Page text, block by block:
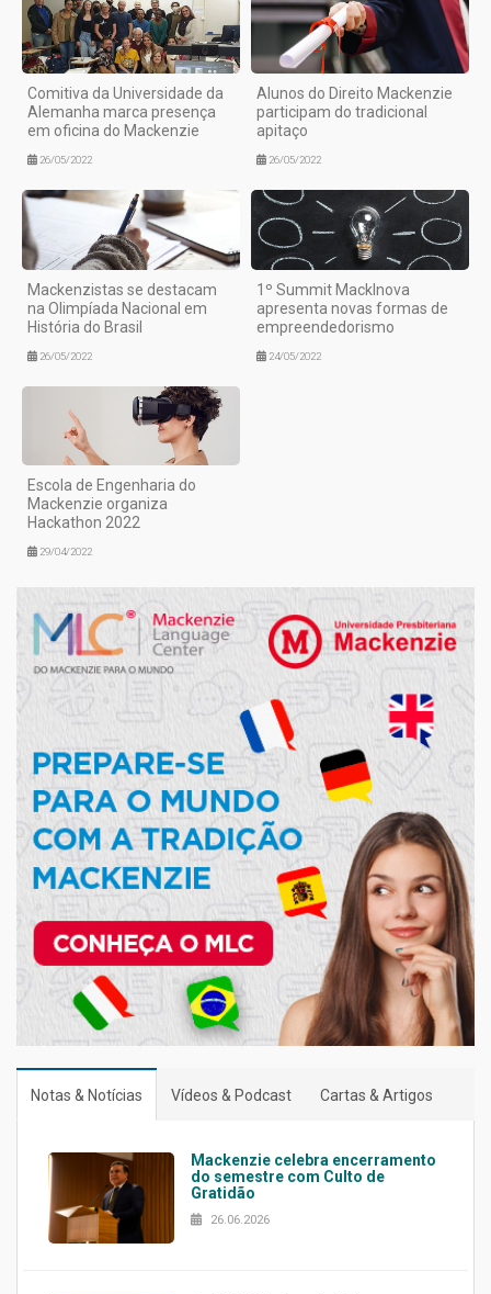
Comitiva da Universidade da
Alemanha marca presença
em oficina do Mackenzie
26/05/2022
Alunos do Direito Mackenzie
participam do tradicional
apitaço
26/05/2022
Mackenzistas se destacam
na Olimpíada Nacional em
História do Brasil
26/05/2022
1º Summit MackInova
apresenta novas formas de
empreendedorismo
24/05/2022
Escola de Engenharia do
Mackenzie organiza
Hackathon 2022
29/04/2022
Notas & Notícias Vídeos & Podcast Cartas & Artigos
Mackenzie celebra encerramento
do semestre com Culto de
Gratidão
26.06.2026